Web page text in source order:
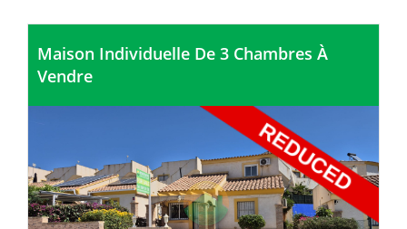
Maison Individuelle De 3 Chambres À
Vendre